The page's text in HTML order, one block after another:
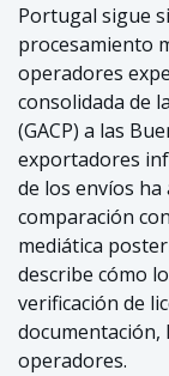
Portugal sigue
procesamiento
operadores
consolidada de
(GACP) a las
exportadores
de los envíos
comparación
mediática
describe cómo
verificación de
documentación,
operadores.